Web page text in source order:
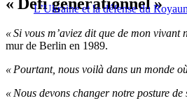
L’Ukraine et la défense du
« Défi générationnel »
« Si vous m’aviez dit que de mon
mur de Berlin en 1989.
« Pourtant, nous voilà dans un monde
« Nous devons changer notre posture